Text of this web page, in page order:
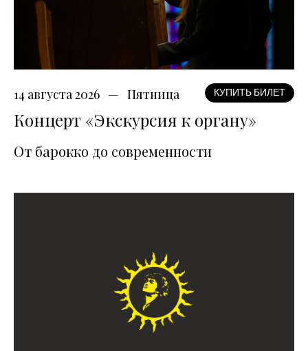
14 августа 2026 Пятница КУПИТЬ БИЛЕТ
Концерт «Экскурсия к органу»
От барокко до современности